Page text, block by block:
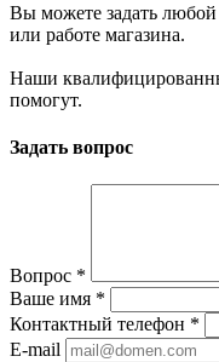
Вы можете задать
или работе магазина.
Наши
помогут.
Задать вопрос
Вопрос *
Ваше имя *
Контактный телефон *
E-mail